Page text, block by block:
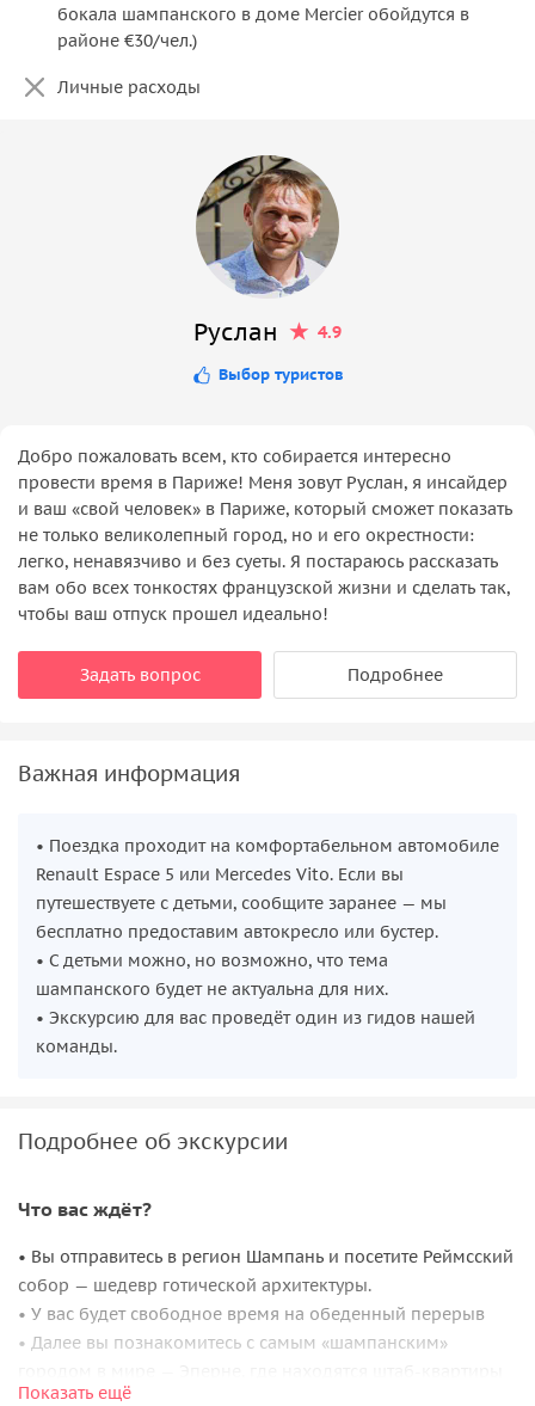
бокала шампанского в доме Mercier обойдутся в
районе €30/чел.)
Личные расходы
Руслан 4.9
Выбор туристов
Добро пожаловать всем, кто собирается интересно
провести время в Париже! Меня зовут Руслан, я инсайдер
и ваш «свой человек» в Париже, который сможет показать
не только великолепный город, но и его окрестности:
легко, ненавязчиво и без суеты. Я постараюсь рассказать
вам обо всех тонкостях французской жизни и сделать так,
чтобы ваш отпуск прошел идеально!
Задать вопрос Подробнее
Важная информация
• Поездка проходит на комфортабельном автомобиле
Renault Espace 5 или Mercedes Vito. Если вы
путешествуете с детьми, сообщите заранее — мы
бесплатно предоставим автокресло или бустер.
• С детьми можно, но возможно, что тема
шампанского будет не актуальна для них.
• Экскурсию для вас проведёт один из гидов нашей
команды.
Подробнее об экскурсии
Что вас ждёт?
• Вы отправитесь в регион Шампань и посетите Реймсский
собор — шедевр готической архитектуры.
• У вас будет свободное время на обеденный перерыв
• Далее вы познакомитесь с самым «шампанским»
винных домов Dom Pérignon, Taittinger, Veuve Clicquot и
Показать ещё